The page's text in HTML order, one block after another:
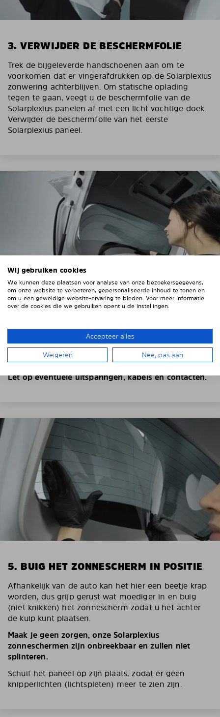
3. VERWIJDER DE BESCHERMFOLIE
Trek de bijgeleverde handschoenen aan om te
voorkomen dat er vingerafdrukken op de Solarplexius
zonwering achterblijven. Om statische oplading
tegen te gaan, veegt u de beschermfolie van de
Solarplexius panelen af met een licht vochtige doek.
Verwijder de beschermfolie van het eerste
Solarplexius paneel.
Plaats het Solarplexius paneel van binnenuit voor de
ruiten van uw voertuig.Steek hiervoor de ruiten
achter de voertuigbekleding.
Let op eventuele uitsparingen, kabels en contacten.
5. BUIG HET ZONNESCHERM IN POSITIE
Afhankelijk van de auto kan het hier een beetje krap
worden, dus grijp gerust wat moediger in en buig
(niet knikken) het zonnescherm zodat u het achter
de kuip kunt plaatsen.
Maak je geen zorgen, onze Solarplexius
zonneschermen zijn onbreekbaar en zullen niet
splinteren.
Schuif het paneel op zijn plaats, zodat er geen
knipperlichten (lichtspleten) meer te zien zijn.
Wij gebruiken cookies
We kunnen deze plaatsen voor analyse van onze bezoekersgegevens,
om onze website te verbeteren, gepersonaliseerde inhoud te tonen en
om u een geweldige website-ervaring te bieden. Voor meer informatie
over de cookies die we gebruiken opent u de instellingen.
Accepteer alles
Weigeren Nee, pas aan